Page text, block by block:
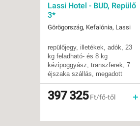
Lassi Hotel - BUD, Repülő
3*
Görögország, Kefalónia, Lassi
Indulások:
2026.08.14-tól
Időpontok:
5 db
Ellátás:
reggeli
Ellátás:
önellátás
Típus:
Tengerparti üdülés
Besorolás:
3*
Szállás:
Hotel
repülőjegy, illetékek, adók, 23
kg feladható- és 8 kg
kézipoggyász, transzferek, 7
éjszaka szállás, megadott
étkezés, foglalási díj, telepített
magyar idegenvezető
397 325Ft/fő-től